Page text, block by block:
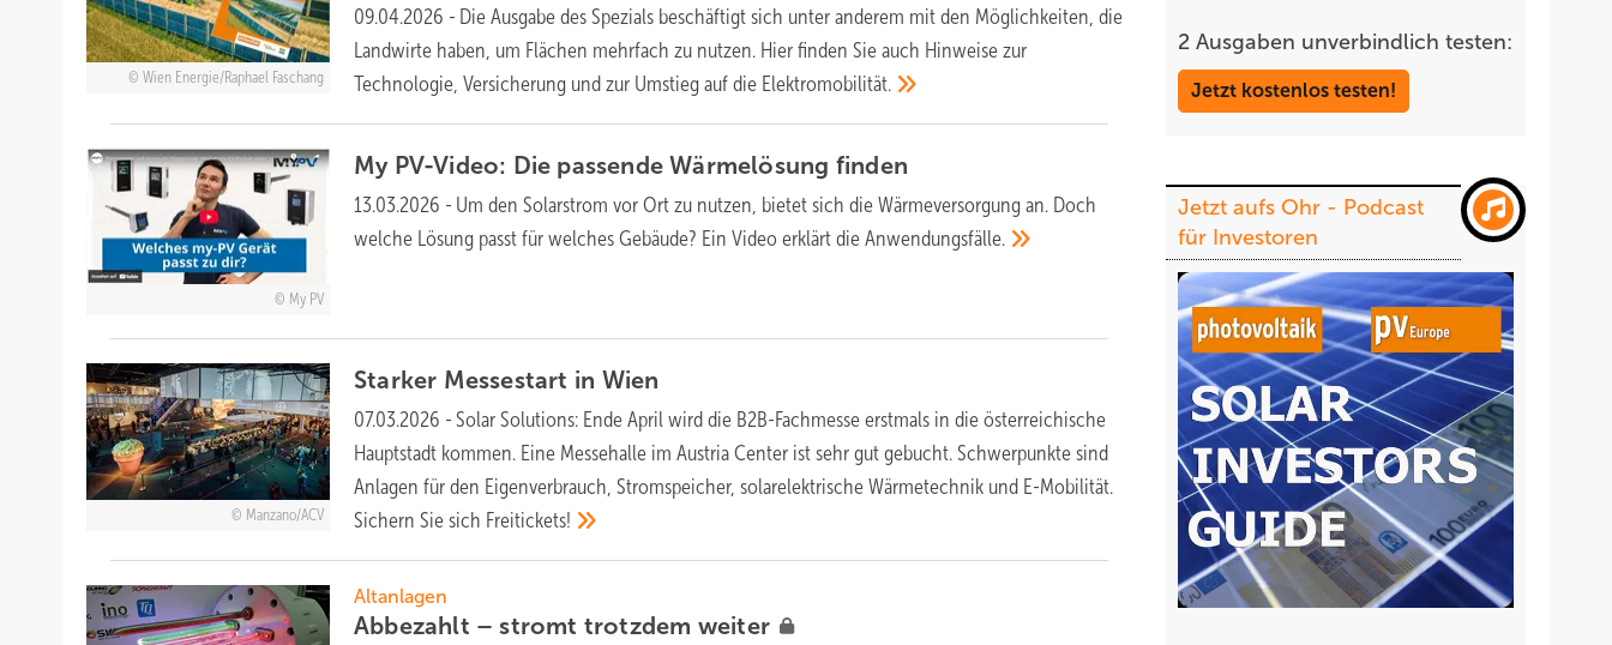
Wien Energie/Raphael Faschang
09.04.2026 - Die Ausgabe des Spezials beschäftigt sich unter anderem mit den Möglichkeiten, die
Landwirte haben, um Flächen mehrfach zu nutzen. Hier finden Sie auch Hinweise zur
Technologie, Versicherung und zur Umstieg auf die Elektromobilität.
My PV
My PV-Video: Die passende Wärmelösung finden
13.03.2026 - Um den Solarstrom vor Ort zu nutzen, bietet sich die Wärmeversorgung an. Doch
welche Lösung passt für welches Gebäude? Ein Video erklärt dieAnwendungsfälle.
Manzano/ACV
Starker Messestart in Wien
07.03.2026 - Solar Solutions: Ende April wird die B2B-Fachmesse erstmals in die österreichische
Hauptstadt kommen. Eine Messehalle im Austria Center ist sehr gut gebucht. Schwerpunkte sind
Anlagen für den Eigenverbrauch, Stromspeicher, solarelektrische Wärmetechnik und E-Mobilität.
Sichern Sie sich Freitickets!
Altanlagen
Abbezahlt – stromt trotzdem weiter
2 Ausgaben unverbindlich testen:
Jetzt kostenlos testen!
Jetzt aufs Ohr - Podcast
für Investoren